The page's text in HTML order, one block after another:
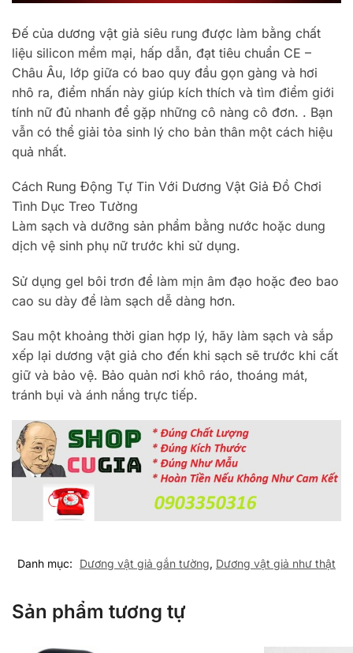
Đế của dương vật giả siêu rung được làm bằng chất
liệu silicon mềm mại, hấp dẫn, đạt tiêu chuẩn CE –
Châu Âu, lớp giữa có bao quy đầu gọn gàng và hơi
nhô ra, điểm nhấn này giúp kích thích và tìm điểm giới
tính nữ đủ nhanh để gặp những cô nàng cô đơn. . Bạn
vẫn có thể giải tỏa sinh lý cho bản thân một cách hiệu
quả nhất.
Cách Rung Động Tự Tin Với Dương Vật Giả Đồ Chơi
Tình Dục Treo Tường
Làm sạch và dưỡng sản phẩm bằng nước hoặc dung
dịch vệ sinh phụ nữ trước khi sử dụng.
Sử dụng gel bôi trơn để làm mịn âm đạo hoặc đeo bao
cao su dày để làm sạch dễ dàng hơn.
Sau một khoảng thời gian hợp lý, hãy làm sạch và sắp
xếp lại dương vật giả cho đến khi sạch sẽ trước khi cất
giữ và bảo vệ. Bảo quản nơi khô ráo, thoáng mát,
tránh bụi và ánh nắng trực tiếp.
Danh mục: Dương vật giả gắn tường, Dương vật giả như thật
Sản phẩm tương tự